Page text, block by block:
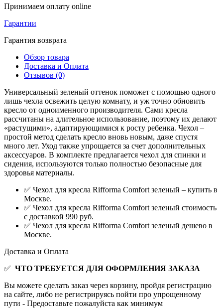
Принимаем оплату online
Гарантии
Гарантия возврата
Обзор товара
Доставка и Оплата
Отзывов (0)
Универсальный зеленый оттенок поможет с помощью одного
лишь чехла освежить целую комнату, и уж точно обновить
кресло от одноименного производителя. Сами кресла
рассчитаны на длительное использование, поэтому их делают
«растущими», адаптирующимися к росту ребенка. Чехол –
простой метод сделать кресло вновь новым, даже спустя
много лет. Уход также упрощается за счет дополнительных
аксессуаров. В комплекте предлагается чехол для спинки и
сидения, используются только полностью безопасные для
здоровья материалы.
✅ Чехол для кресла Rifforma Comfort зеленый – купить в
Москве.
✅ Чехол для кресла Rifforma Comfort зеленый стоимость
с доставкой 990 руб.
✅ Чехол для кресла Rifforma Comfort зеленый дешево в
Москве.
Доставка и Оплата
✅ ЧТО ТРЕБУЕТСЯ ДЛЯ ОФОРМЛЕНИЯ ЗАКАЗА
Вы можете сделать заказ через корзину, пройдя регистрацию
на сайте, либо не регистрируясь пойти про упрощенному
пути - Предоставьте пожалуйста как минимум